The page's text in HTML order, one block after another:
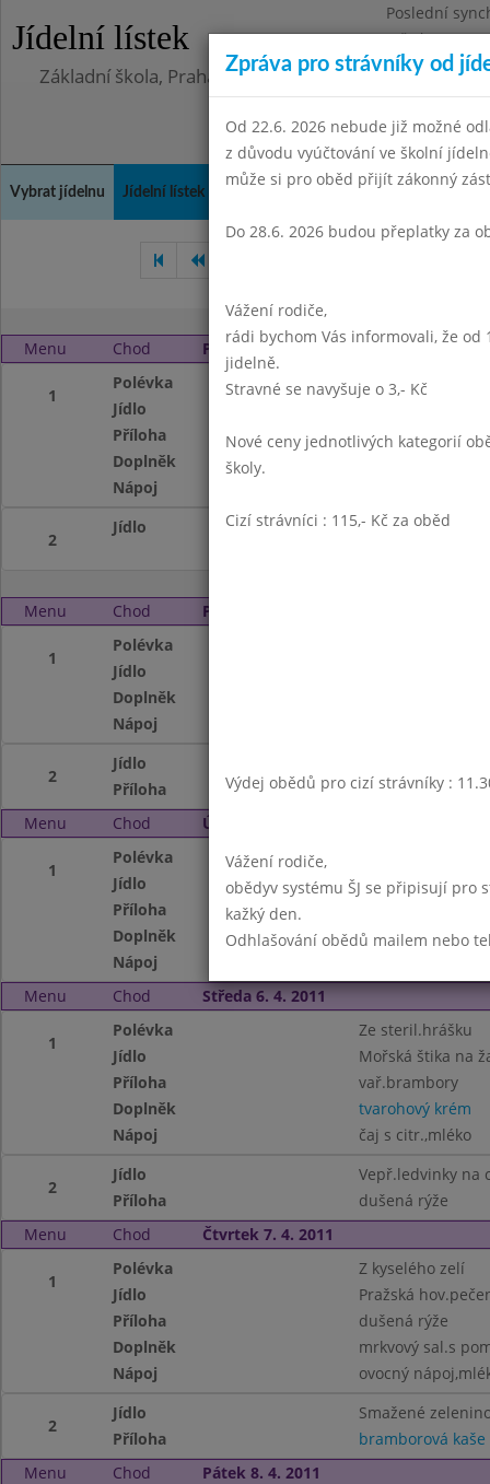
Jídelní lístek
Poslední
Středa
Základní škola, Praha 4, Na Líše 16
Vybrat jídelnu Jídelní lístek Kontakty a informace
Menu Chod Pátek 1. 4. 2011
1
Polévka
Rajská s rýží
Jídlo
Příloha
bramborová kaše
Doplněk
Nápoj
2
Jídlo Džuveč s
Menu Chod Pondělí 4. 4. 2011
1
Polévka
Jídlo
Doplněk
Nápoj
2
Jídlo
Příloha
chléb
Menu
Chod Úterý 5. 4. 2011
1
Polévka
Jídlo
Příloha
Doplněk
ovoce
Nápoj
Menu
Chod Středa 6. 4. 2011
1
Polévka
Ze steril.hrášku
Jídlo
Mořská štika na
Příloha
vař.brambory
Doplněk
tvarohový krém
Nápoj
čaj s citr.,mléko
2
Jídlo
Vepř.ledvinky na
Příloha
dušená rýže
Menu
Chod Čtvrtek 7. 4. 2011
1
Polévka
Z kyselého zelí
Jídlo
Pražská
Příloha
dušená rýže
Doplněk
mrkvový sal.s
Nápoj
ovocný
2
Jídlo
Smažené
Příloha
bramborová kaše
Menu
Chod Pátek 8. 4. 2011
Zpráva pro strávníky od
Od 22.6. 2026 nebude již možné
z důvodu vyúčtování ve školní
může si pro oběd přijít zákonný
Do 28.6. 2026 budou přeplatky za
Vážení rodiče,
rádi bychom Vás informovali, že od
jidelně.
Stravné se navyšuje o 3,- Kč
Nové ceny jednotlivých kategorií
školy.
Cizí strávníci : 115,- Kč za oběd
Výdej obědů pro cizí strávníky :
Vážení rodiče,
obědyv systému ŠJ se připisují pro
kažký den.
Odhlašování obědů mailem nebo